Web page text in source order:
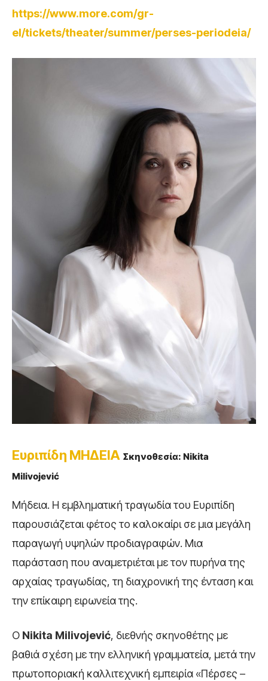
https://www.more.com/gr-
el/tickets/theater/summer/perses-periodeia/
Ευριπίδη ΜΗΔΕΙΑ Σκηνοθεσία: Nikita
Milivojević
Μήδεια. Η εμβληματική τραγωδία του Ευριπίδη
παρουσιάζεται φέτος το καλοκαίρι σε μια μεγάλη
παραγωγή υψηλών προδιαγραφών. Μια
παράσταση που αναμετριέται με τον πυρήνα της
αρχαίας τραγωδίας, τη διαχρονική της ένταση και
την επίκαιρη ειρωνεία της.
Ο Nikita Milivojević, διεθνής σκηνοθέτης με
βαθιά σχέση με την ελληνική γραμματεία, μετά την
πρωτοποριακή καλλιτεχνική εμπειρία «Πέρσες –